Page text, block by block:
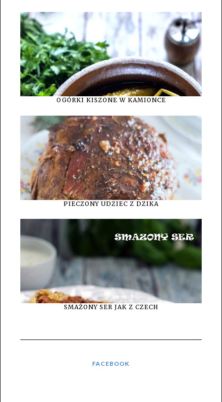
OGÓRKI KISZONE W KAMIONCE
PIECZONY UDZIEC Z DZIKA
SMAŻONY SER JAK Z CZECH
FACEBOOK